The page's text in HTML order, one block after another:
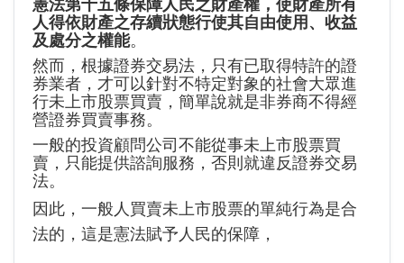
憲法第十五條保障人民之財產權，使財產所有
人得依財產之存續狀態行使其自由使用、收益
及處分之權能。
然而，根據證券交易法，只有已取得特許的證
券業者，才可以針對不特定對象的社會大眾進
行未上市股票買賣，簡單說就是非券商不得經
營證券買賣事務。
一般的投資顧問公司不能從事未上市股票買
賣，只能提供諮詢服務，否則就違反證券交易
法。
因此，一般人買賣未上市股票的單純行為是合
法的，這是憲法賦予人民的保障，